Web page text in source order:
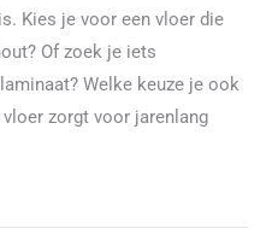
Kies je voor een vloer die
Of zoek je iets
Welke keuze je ook
zorgt voor jarenlang